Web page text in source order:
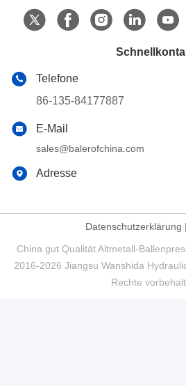
Telefone
86-135-84177887
E-Mail
sales@balerofchina.com
Adresse
Datenschutzerklärung |
China gut Qualität Altmetall-
2016-2026 Jiangsu Wanshida
Rechte